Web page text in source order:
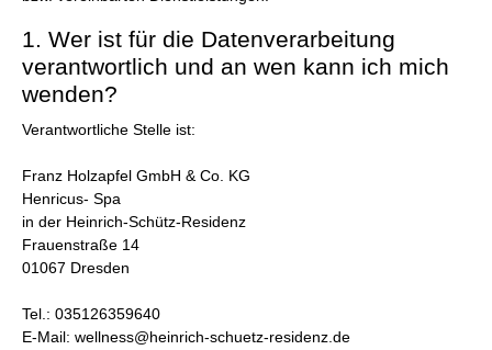
1. Wer ist für die Datenverarbeitung
verantwortlich und an wen kann ich mich
wenden?
Verantwortliche Stelle ist:
Franz Holzapfel GmbH & Co. KG
Henricus- Spa
in der Heinrich-Schütz-Residenz
Frauenstraße 14
01067 Dresden
Tel.: 035126359640
E-Mail: wellness@heinrich-schuetz-residenz.de